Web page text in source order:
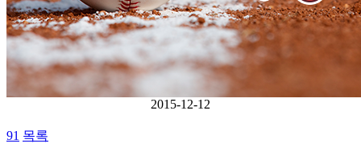
2015-12-12
91 목록